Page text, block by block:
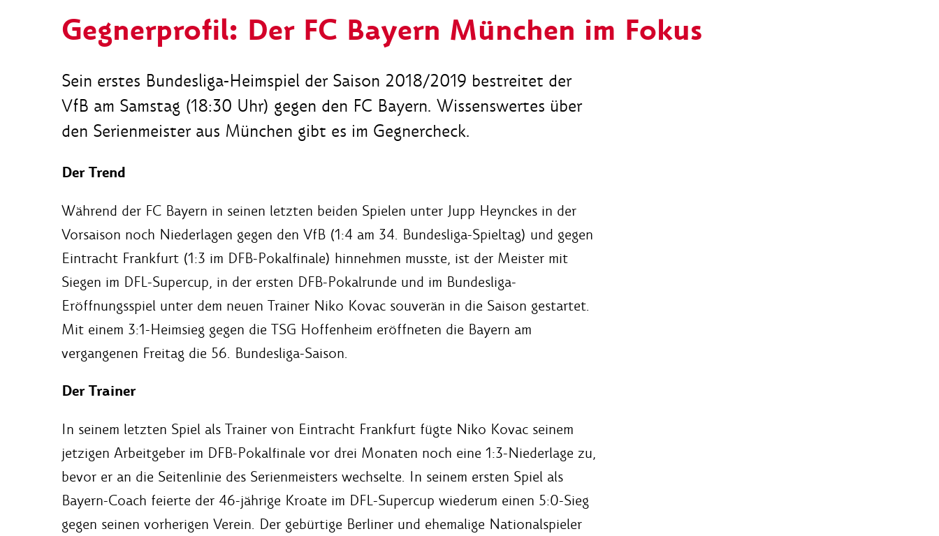
Gegnerprofil: Der FC Bayern München im Fokus
Sein erstes Bundesliga-Heimspiel der Saison 2018/2019 bestreitet der
VfB am Samstag (18:30 Uhr) gegen den FC Bayern. Wissenswertes über
den Serienmeister aus München gibt es im Gegnercheck.
Der Trend
Während der FC Bayern in seinen letzten beiden Spielen unter Jupp Heynckes in der
Vorsaison noch Niederlagen gegen den VfB (1:4 am 34. Bundesliga-Spieltag) und gegen
Eintracht Frankfurt (1:3 im DFB-Pokalfinale) hinnehmen musste, ist der Meister mit
Siegen im DFL-Supercup, in der ersten DFB-Pokalrunde und im Bundesliga-
Eröffnungsspiel unter dem neuen Trainer Niko Kovac souverän in die Saison gestartet.
Mit einem 3:1-Heimsieg gegen die TSG Hoffenheim eröffneten die Bayern am
vergangenen Freitag die 56. Bundesliga-Saison.
Der Trainer
In seinem letzten Spiel als Trainer von Eintracht Frankfurt fügte Niko Kovac seinem
jetzigen Arbeitgeber im DFB-Pokalfinale vor drei Monaten noch eine 1:3-Niederlage zu,
bevor er an die Seitenlinie des Serienmeisters wechselte. In seinem ersten Spiel als
Bayern-Coach feierte der 46-jährige Kroate im DFL-Supercup wiederum einen 5:0-Sieg
gegen seinen vorherigen Verein. Der gebürtige Berliner und ehemalige Nationalspieler